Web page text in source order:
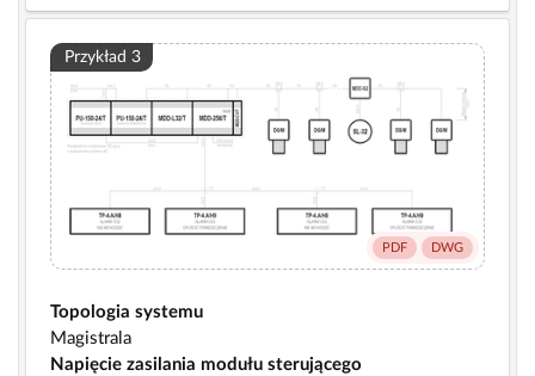
Przykład 3
PDF DWG
Topologia systemu
Magistrala
Napięcie zasilania modułu sterującego